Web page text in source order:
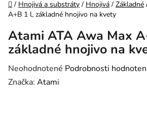
Domov
/ Hnojivá a substráty / Hnojivá / Základné
A+B 1 l, základné hnojivo na kvety
Atami ATA Awa Max
základné hnojivo na
Priemerné hodnotenie produktu je 0,0
Neohodnotené Podrobnosti
Značka: Atami